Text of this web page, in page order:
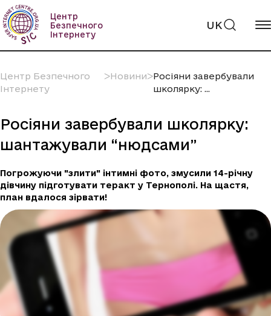
Пропустити
вміст
Центр
Безпечного
Інтернету
UK
Центр Безпечного
Інтернету
ᐳНовиниᐳРосіяни завербували
школярку: ...
Росіяни завербували школярку:
шантажували “нюдсами”
Погрожуючи "злити" інтимні фото, змусили 14-річну
дівчину підготувати теракт у Тернополі. На щастя,
план вдалося зірвати!